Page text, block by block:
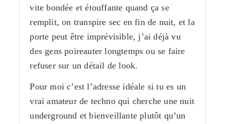
vite bondée et étouffante quand ça se
remplit, on transpire sec en fin de nuit, et la
porte peut être imprévisible, j’ai déjà vu
des gens poireauter longtemps ou se faire
refuser sur un détail de look.
Pour moi c’est l’adresse idéale si tu es un
vrai amateur de techno qui cherche une nuit
underground et bienveillante plutôt qu’un